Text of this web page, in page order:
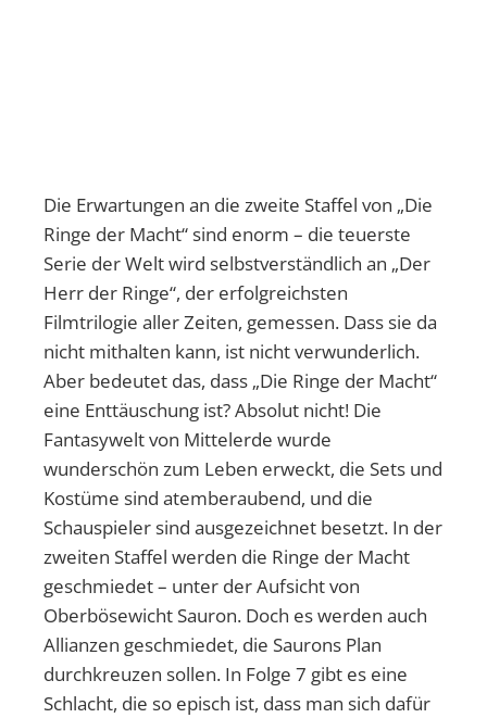
Die Erwartungen an die zweite Staffel von „Die
Ringe der Macht“ sind enorm – die teuerste
Serie der Welt wird selbstverständlich an „Der
Herr der Ringe“, der erfolgreichsten
Filmtrilogie aller Zeiten, gemessen. Dass sie da
nicht mithalten kann, ist nicht verwunderlich.
Aber bedeutet das, dass „Die Ringe der Macht“
eine Enttäuschung ist? Absolut nicht! Die
Fantasywelt von Mittelerde wurde
wunderschön zum Leben erweckt, die Sets und
Kostüme sind atemberaubend, und die
Schauspieler sind ausgezeichnet besetzt. In der
zweiten Staffel werden die Ringe der Macht
geschmiedet – unter der Aufsicht von
Oberbösewicht Sauron. Doch es werden auch
Allianzen geschmiedet, die Saurons Plan
durchkreuzen sollen. In Folge 7 gibt es eine
Schlacht, die so episch ist, dass man sich dafür